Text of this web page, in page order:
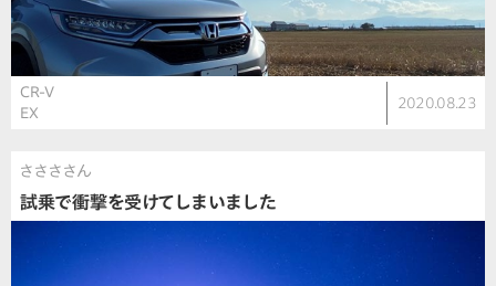
CR-V
EX
2020.08.23
ささささん
試乗で衝撃を受けてしまいました